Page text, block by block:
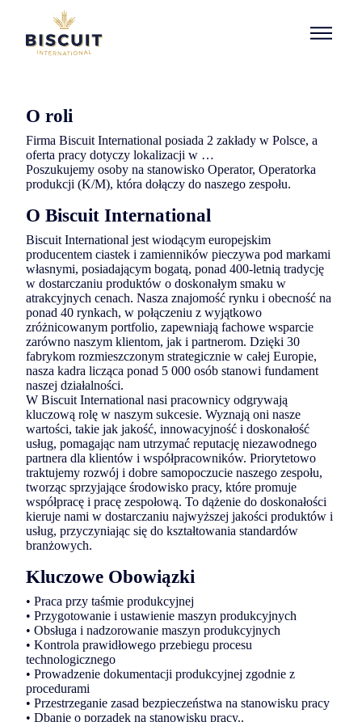
Aller au contenu
O roli
Firma Biscuit International posiada 2 zakłady w Polsce, a
oferta pracy dotyczy lokalizacji w …
Poszukujemy osoby na stanowisko Operator, Operatorka
produkcji (K/M), która dołączy do naszego zespołu.
O Biscuit International
Biscuit International jest wiodącym europejskim
producentem ciastek i zamienników pieczywa pod markami
własnymi, posiadającym bogatą, ponad 400-letnią tradycję
w dostarczaniu produktów o doskonałym smaku w
atrakcyjnych cenach. Nasza znajomość rynku i obecność na
ponad 40 rynkach, w połączeniu z wyjątkowo
zróżnicowanym portfolio, zapewniają fachowe wsparcie
zarówno naszym klientom, jak i partnerom. Dzięki 30
fabrykom rozmieszczonym strategicznie w całej Europie,
nasza kadra licząca ponad 5 000 osób stanowi fundament
naszej działalności.
W Biscuit International nasi pracownicy odgrywają
kluczową rolę w naszym sukcesie. Wyznają oni nasze
wartości, takie jak jakość, innowacyjność i doskonałość
usług, pomagając nam utrzymać reputację niezawodnego
partnera dla klientów i współpracowników. Priorytetowo
traktujemy rozwój i dobre samopoczucie naszego zespołu,
tworząc sprzyjające środowisko pracy, które promuje
współpracę i pracę zespołową. To dążenie do doskonałości
kieruje nami w dostarczaniu najwyższej jakości produktów i
usług, przyczyniając się do kształtowania standardów
branżowych.
Kluczowe Obowiązki
• Praca przy taśmie produkcyjnej
• Przygotowanie i ustawienie maszyn produkcyjnych
• Obsługa i nadzorowanie maszyn produkcyjnych
• Kontrola prawidłowego przebiegu procesu
technologicznego
• Prowadzenie dokumentacji produkcyjnej zgodnie z
procedurami
• Przestrzeganie zasad bezpieczeństwa na stanowisku pracy
• Dbanie o porządek na stanowisku pracy..